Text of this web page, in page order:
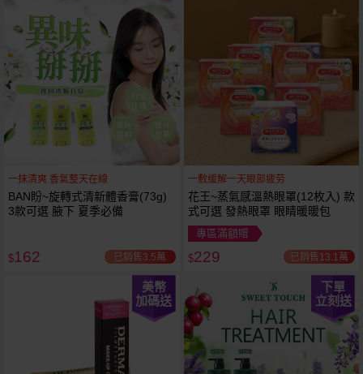
一抹清爽 香氣整天在線
BAN盼~旋轉式清新體香膏(73g)
3款可選 腋下 夏季必備
$162 已銷售3.5萬
一敷缓解一天眼部疲劳
花王~蒸氣感溫熱眼罩(12枚入) 款
式可選 發熱眼罩 眼睛暖暖包
專區滿額贈
$229 已銷售13.1萬
美幣
加碼送
下單
立刻送